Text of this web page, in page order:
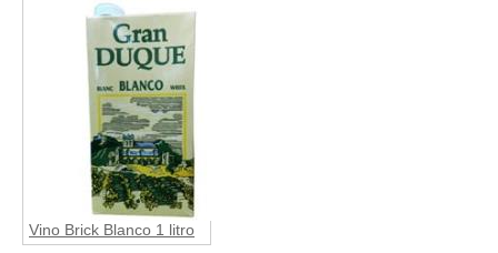
Vino Brick Blanco 1 litro